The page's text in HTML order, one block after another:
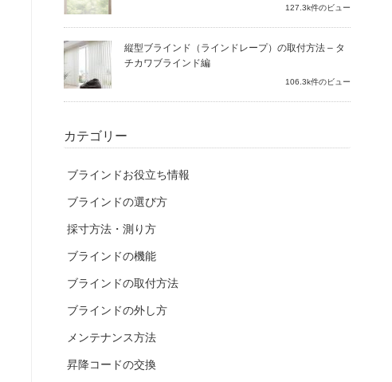
127.3k件のビュー
縦型ブラインド（ラインドレープ）の取付方法 – タ
チカワブラインド編
106.3k件のビュー
カテゴリー
ブラインドお役立ち情報
ブラインドの選び方
採寸方法・測り方
ブラインドの機能
ブラインドの取付方法
ブラインドの外し方
メンテナンス方法
昇降コードの交換